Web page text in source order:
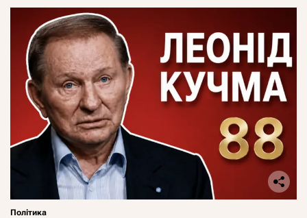
Політика